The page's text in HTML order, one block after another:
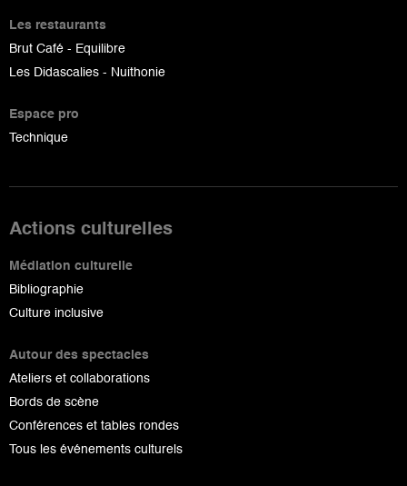
Les restaurants
Brut Café - Equilibre
Les Didascalies - Nuithonie
Espace pro
Technique
Actions culturelles
Médiation culturelle
Bibliographie
Culture inclusive
Autour des spectacles
Ateliers et collaborations
Bords de scène
Conférences et tables rondes
Tous les événements culturels